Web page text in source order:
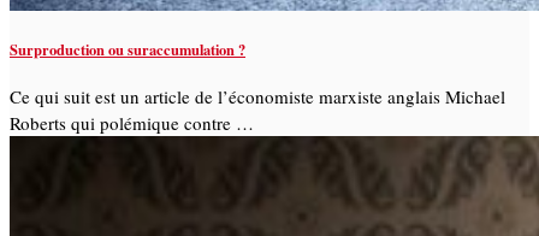
Surproduction ou suraccumulation ?
Ce qui suit est un article de l’économiste marxiste anglais Michael
Roberts qui polémique contre …